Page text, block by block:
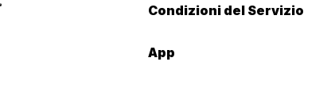
Condizioni del Servizio
App